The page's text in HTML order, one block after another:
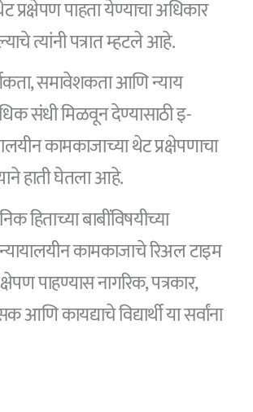
पाहता येण्याचा अधिकार
त्यांनी पत्रात म्हटले आहे.
समावेशकता आणि न्याय
संधी मिळवून देण्यासाठी इ-
कामकाजाच्या थेट प्रक्षेपणाचा
हाती घेतला आहे.
हिताच्या बाबींविषयीच्या
कामकाजाचे रिअल टाइम
पाहण्यास नागरिक, पत्रकार,
कायद्याचे विद्यार्थी या सर्वांना